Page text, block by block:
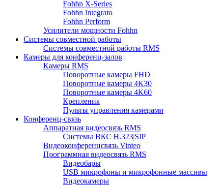
Fohhn X-Series
Fohhn Integrato
Fohhn Perform
Усилители мощности Fohhn
Системы совместной работы
Системы совместной работы RMS
Камеры для конференц-залов
Камеры RMS
Поворотные камеры FHD
Поворотные камеры 4K30
Поворотные камеры 4K60
Крепления
Пульты управления камерами
Конференц-связь
Аппаратная видеосвязь RMS
Системы ВКС H.323|SIP
Видеоконференцсвязь Vinteo
Программная видеосвязь RMS
Видеобары
USB микрофоны и микрофонные массивы
Видеокамеры